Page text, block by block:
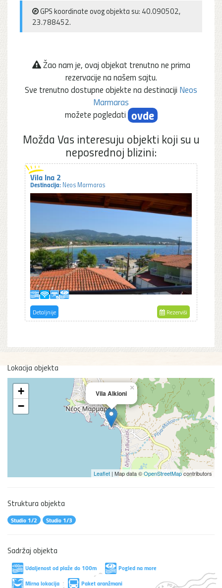
GPS koordinate ovog objekta su: 40.090502,
23.788452.
Žao nam je, ovaj objekat trenutno ne prima
rezervacije na našem sajtu.
Sve trenutno dostupne objekte na destinaciji Neos
Marmaras
možete pogledati ovde
Možda Vas interesuju objekti koji su u
neposrednoj blizini:
Vila Ina 2
Destinacija: Neos Marmaras
Detaljnije Rezerviši
Lokacija objekta
Vila Alkioni
×
+
−
Leaflet | Map data ©OpenStreetMapcontributors
Struktura objekta
Studio 1/2 Studio 1/3
Sadržaj objekta
Udaljenost od plaže do 100m
Pogled na more
Mirna lokacija
Paket aranžmani